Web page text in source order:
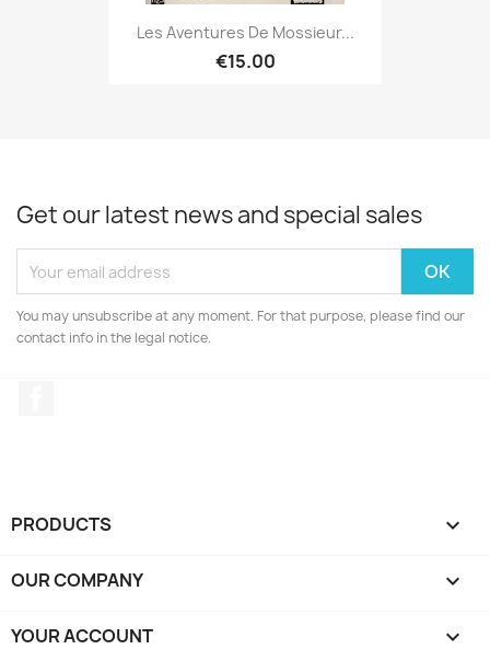
Les Aventures De Mossieur...
€15.00
Get our latest news and special sales
You may unsubscribe at any moment. For that purpose, please find our
contact info in the legal notice.
PRODUCTS 
OUR COMPANY 
YOUR ACCOUNT 